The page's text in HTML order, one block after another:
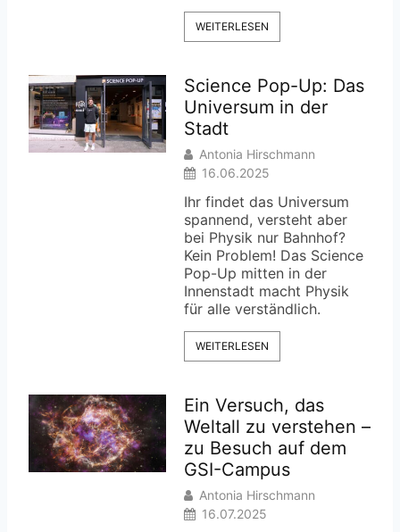
WEITERLESEN
Science Pop-Up: Das
Universum in der
Stadt
Antonia Hirschmann
16.06.2025
Ihr findet das Universum
spannend, versteht aber
bei Physik nur Bahnhof?
Kein Problem! Das Science
Pop-Up mitten in der
Innenstadt macht Physik
für alle verständlich.
WEITERLESEN
Ein Versuch, das
Weltall zu verstehen –
zu Besuch auf dem
GSI-Campus
Antonia Hirschmann
16.07.2025